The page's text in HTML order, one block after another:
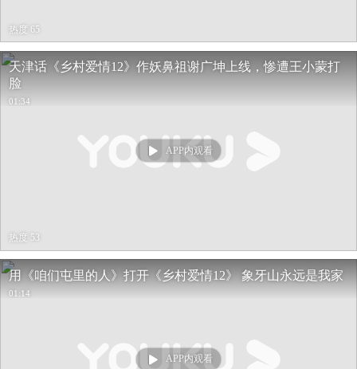
热度 65
天津话《乡村爱情12》作妖鼻祖谢广坤上线，惨遭王小蒙打
脸
01:34
APP内观看
热度 53
用《咱们屯里的人》打开《乡村爱情12》 象牙山永远是我家
01:14
APP内观看